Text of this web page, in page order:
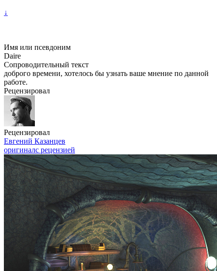
↓
Имя или псевдоним
Daire
Сопроводительный текст
доброго времени, хотелось бы узнать ваше мнение по данной
работе.
Рецензировал
Рецензировал
Евгений Казанцев
оригиналс рецензией